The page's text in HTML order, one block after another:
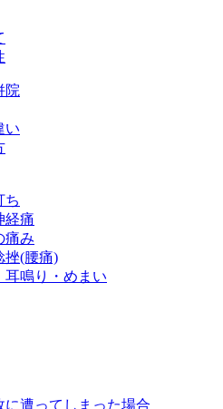
院
い
ち
経痛
痛み
挫(腰痛)
耳鳴り・めまい
に遭ってしまった場合